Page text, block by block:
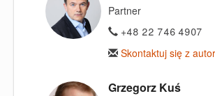
Partner
+48 22 746 4907
Skontaktuj się z
Grzegorz Kuś